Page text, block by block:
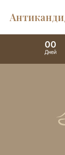
00
Дней